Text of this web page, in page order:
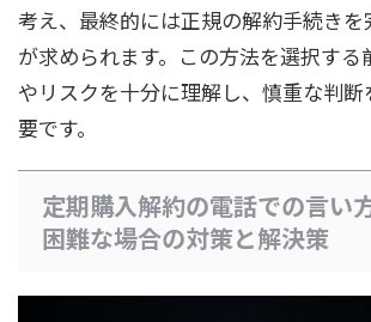
考え、最終的には正規の解約手続きを
が求められます。この方法を選択する
やリスクを十分に理解し、慎重な判
要です。
定期購入解約の電話での言い
困難な場合の対策と解決策